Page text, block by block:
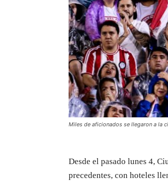
Miles de aficionados se llegaron a la
Desde el pasado lunes 4,
precedentes, con hoteles